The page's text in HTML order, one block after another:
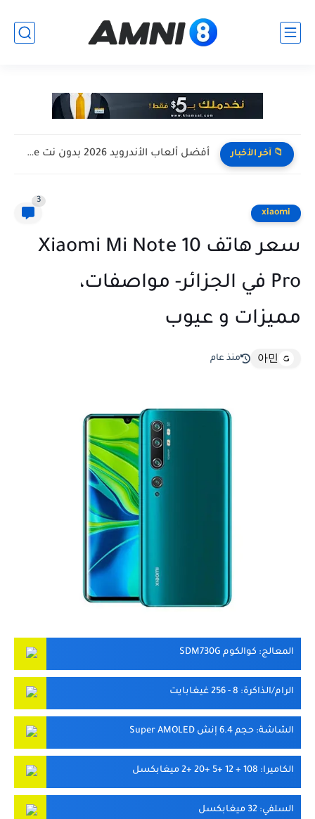
📁 آخر الأخبار افضل تجميعة كمبيوتر للالعاب بأرخص سعر ممكن ! تجميعة Pc...
xiaomi
3
سعر هاتف Xiaomi Mi Note 10
Pro في الجزائر- مواصفات،
مميزات و عيوب
아민 منذ عام
المعالج: كوالكوم SDM730G
الرام/الذاكرة: 8 - 256 غيغابايت
الشاشة: حجم 6.4 إنش Super AMOLED
الكاميرا: 108 + 12 +5 +20 +2 ميغابكسل
السلفي: 32 ميغابكسل